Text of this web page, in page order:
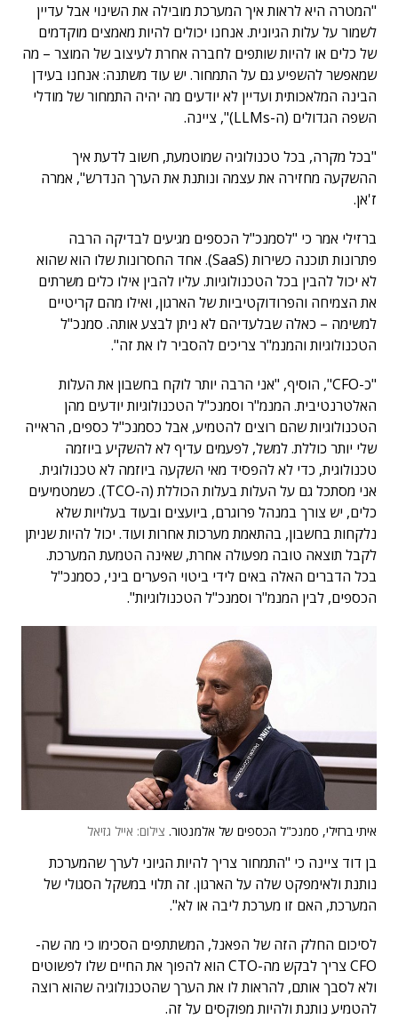
"המטרה היא לראות איך המערכת מובילה את השינוי אבל עדיין
לשמור על עלות הגיונית. אנחנו יכולים להיות מאמצים מוקדמים
של כלים או להיות שותפים לחברה אחרת לעיצוב של המוצר – מה
שמאפשר להשפיע גם על התמחור. יש עוד משתנה: אנחנו בעידן
הבינה המלאכותית ועדיין לא יודעים מה יהיה התמחור של מודלי
השפה הגדולים (ה-LLMs)", ציינה.
"בכל מקרה, בכל טכנולוגיה שמוטמעת, חשוב לדעת איך
ההשקעה מחזירה את עצמה ונותנת את הערך הנדרש", אמרה
ז'אן.
ברזילי אמר כי "לסמנכ"ל הכספים מגיעים לבדיקה הרבה
פתרונות תוכנה כשירות (SaaS). אחד החסרונות שלו הוא שהוא
לא יכול להבין בכל הטכנולוגיות. עליו להבין אילו כלים משרתים
את הצמיחה והפרודוקטיביות של הארגון, ואילו מהם קריטיים
למשימה – כאלה שבלעדיהם לא ניתן לבצע אותה. סמנכ"ל
הטכנולוגיות והמנמ"ר צריכים להסביר לו את זה".
"כ-CFO", הוסיף, "אני הרבה יותר לוקח בחשבון את העלות
האלטרנטיבית. המנמ"ר וסמנכ"ל הטכנולוגיות יודעים מהן
הטכנולוגיות שהם רוצים להטמיע, אבל כסמנכ"ל כספים, הראייה
שלי יותר כוללת. למשל, לפעמים עדיף לא להשקיע ביוזמה
טכנולוגית, כדי לא להפסיד מאי השקעה ביוזמה לא טכנולוגית.
אני מסתכל גם על העלות בעלות הכוללת (ה-TCO). כשמטמיעים
כלים, יש צורך במנהל פרוגרם, ביועצים ובעוד בעלויות שלא
נלקחות בחשבון, בהתאמת מערכות אחרות ועוד. יכול להיות שניתן
לקבל תוצאה טובה מפעולה אחרת, שאינה הטמעת המערכת.
בכל הדברים האלה באים לידי ביטוי הפערים ביני, כסמנכ"ל
הכספים, לבין המנמ"ר וסמנכ"ל הטכנולוגיות".
איתי ברזילי, סמנכ"ל הכספים של אלמנטור. צילום: אייל גזיאל
בן דוד ציינה כי "התמחור צריך להיות הגיוני לערך שהמערכת
נותנת ולאימפקט שלה על הארגון. זה תלוי במשקל הסגולי של
המערכת, האם זו מערכת ליבה או לא".
לסיכום החלק הזה של הפאנל, המשתתפים הסכימו כי מה שה-
CFO צריך לבקש מה-CTO הוא להפוך את החיים שלו לפשוטים
ולא לסבך אותם, להראות לו את הערך שהטכנולוגיה שהוא רוצה
להטמיע נותנת ולהיות מפוקסים על זה.